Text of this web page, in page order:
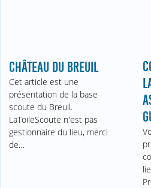
CHÂTEAU DU BREUIL
Cet article est une
présentation de la base
scoute du Breuil.
LaToileScoute n'est pas
gestionnaire du lieu, merci
de…